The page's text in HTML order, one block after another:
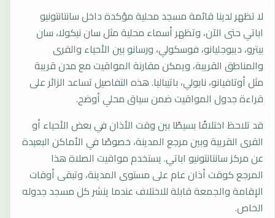
لا تظهر لدينا قائمة مسجد محلية مؤكدة داخل سانتانتونيو
اباتي حتى الآن، وتظهر أسماء محلية مثل سان نيكولا، سان
بيترو، ديبوجليانو، فوسكولي، ورسانو بين الأحياء والقرى
والمناطق القريبة، ويمكن مقارنة المواقيت مع مدن قريبة
مثل أوتافيانو، نابولي، باتيباليا. هذه التفاصيل تساعد الزائر على
قراءة جدول المواقيت ضمن سياق محلي أوضح.
قد تلاحظ اختلافًا بسيطًا بين وقت الأذان في بعض الأحياء أو
القرى القريبة وبين مرجع المدينة، خصوصًا في الأماكن البعيدة
عن مركز سانتانتونيو اباتي. يستخدم مواقيت الصلاة هذا
المرجع كوقت أذان عام على مستوى المدينة، وتبقى أوقات
الإقامة والجمعة قابلة للاختلاف عندما ينشر كل مسجد جدوله
الخاص.